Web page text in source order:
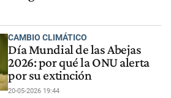
CAMBIO CLIMÁTICO
Día Mundial de las Abejas
2026: por qué la ONU alerta
por su extinción
20-05-2026 19:44